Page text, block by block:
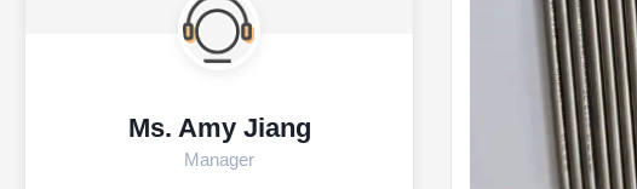
Ms. Amy Jiang
Manager
wall thick wire: 40%
standard of IEC and
treatment:Improve